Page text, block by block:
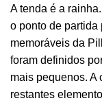
A tenda é a
o ponto de partida
memoráveis da
foram definidos
mais pequenos. A
restantes